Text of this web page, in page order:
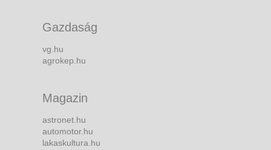
Gazdaság
vg.hu
agrokep.hu
Magazin
astronet.hu
automotor.hu
lakaskultura.hu